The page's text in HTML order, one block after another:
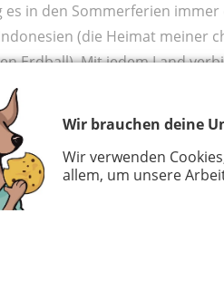
Wir brauchen deine
Wir verwenden
allem, um unsere
es in den Sommerferien
(die Heimat meiner
Erdball). Mit jedem Land
die Ankunft in Jakarta
waren, raubte uns die
durch unsere Liste der
und kiloweise Salak (was
in der Türkei „Trottel“
Muda, eisgekühlte junge
die Türkei fuhren – natürlich